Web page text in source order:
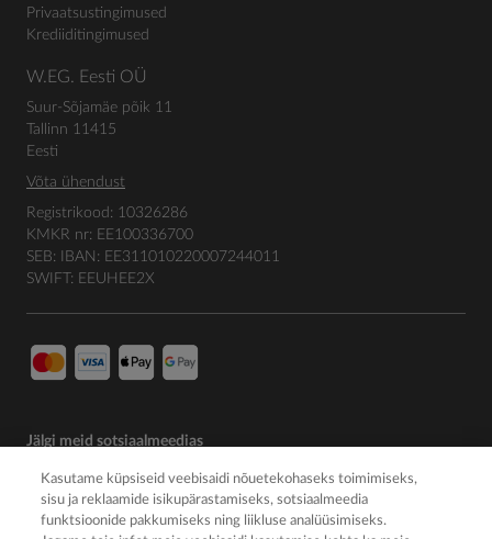
Privaatsustingimused
Krediiditingimused
W.EG. Eesti OÜ
Suur-Sõjamäe põik 11
Tallinn 11415
Eesti
Võta ühendust
Registrikood: 10326286
KMKR nr: EE100336700
SEB: IBAN: EE311010220007244011
SWIFT: EEUHEE2X
Jälgi meid sotsiaalmeedias
Kasutame küpsiseid veebisaidi nõuetekohaseks toimimiseks,
sisu ja reklaamide isikupärastamiseks, sotsiaalmeedia
funktsioonide pakkumiseks ning liikluse analüüsimiseks.